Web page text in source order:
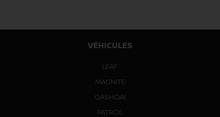
VÉHICULES
LEAF
MAGNITE
QASHQAI
PATROL